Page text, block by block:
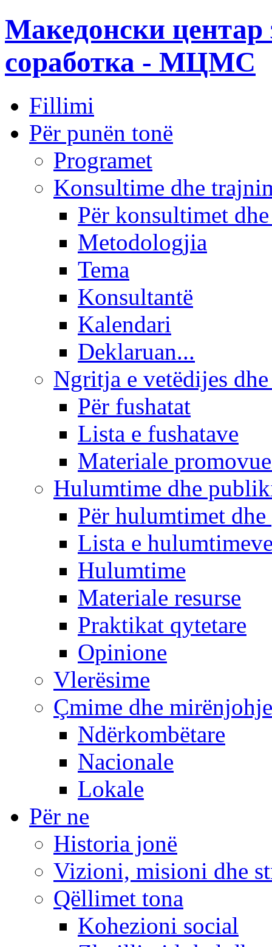
Македонски центар
соработка - МЦМС
Fillimi
Për punën tonë
Programet
Konsultime dhe
Për konsultimet
Metodologjia
Tema
Konsultantë
Kalendari
Deklaruan...
Ngritja e vetëdijes
Për fushatat
Lista e fushatave
Materiale
Hulumtime dhe
Për hulumtimet
Lista e
Hulumtime
Materiale resurse
Praktikat qytetare
Opinione
Vlerësime
Çmime dhe mirënjohje
Ndërkombëtare
Nacionale
Lokale
Për ne
Historia jonë
Vizioni, misioni dhe
Qëllimet tona
Kohezioni social